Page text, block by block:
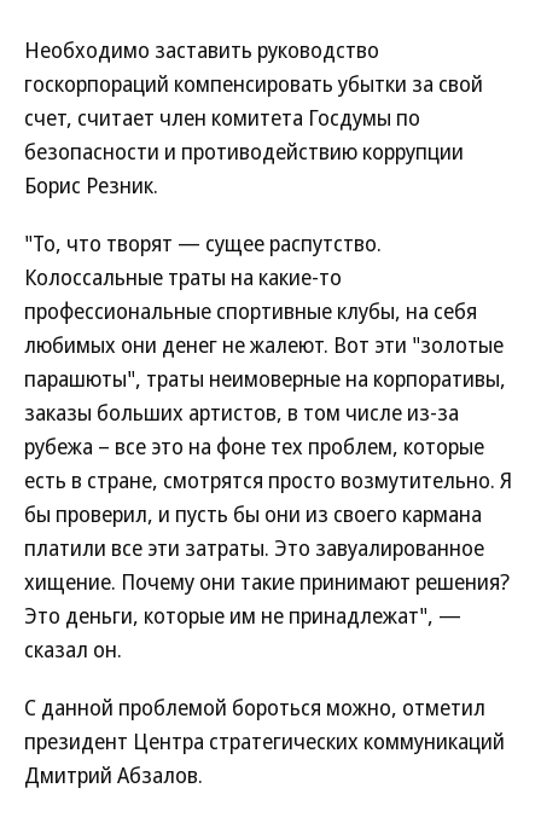
Необходимо заставить руководство
госкорпораций компенсировать убытки за свой
счет, считает член комитета Госдумы по
безопасности и противодействию коррупции
Борис Резник.
"То, что творят — сущее распутство.
Колоссальные траты на какие-то
профессиональные спортивные клубы, на себя
любимых они денег не жалеют. Вот эти "золотые
парашюты", траты неимоверные на корпоративы,
заказы больших артистов, в том числе из-за
рубежа – все это на фоне тех проблем, которые
есть в стране, смотрятся просто возмутительно. Я
бы проверил, и пусть бы они из своего кармана
платили все эти затраты. Это завуалированное
хищение. Почему они такие принимают решения?
Это деньги, которые им не принадлежат", —
сказал он.
С данной проблемой бороться можно, отметил
президент Центра стратегических коммуникаций
Дмитрий Абзалов.